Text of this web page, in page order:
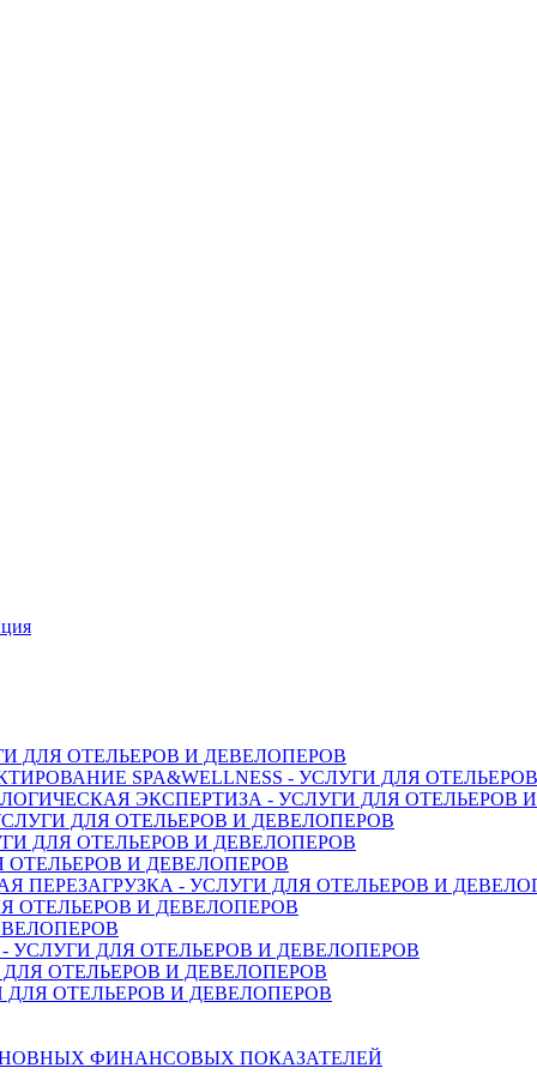
ДЛЯ ОТЕЛЬЕРОВ И ДЕВЕЛОПЕРОВ
SPA&WELLNESS - УСЛУГИ ДЛЯ
ЭКСПЕРТИЗА - УСЛУГИ ДЛЯ ОТЕЛЬЕРОВ
ДЛЯ ОТЕЛЬЕРОВ И ДЕВЕЛОПЕРОВ
ДЛЯ ОТЕЛЬЕРОВ И ДЕВЕЛОПЕРОВ
ОТЕЛЬЕРОВ И ДЕВЕЛОПЕРОВ
ПЕРЕЗАГРУЗКА - УСЛУГИ ДЛЯ ОТЕЛЬЕРОВ И
ОТЕЛЬЕРОВ И ДЕВЕЛОПЕРОВ
ДЛЯ ОТЕЛЬЕРОВ И ДЕВЕЛОПЕРОВ
ОТЕЛЬЕРОВ И ДЕВЕЛОПЕРОВ
ОТЕЛЬЕРОВ И ДЕВЕЛОПЕРОВ
ФИНАНСОВЫХ ПОКАЗАТЕЛЕЙ